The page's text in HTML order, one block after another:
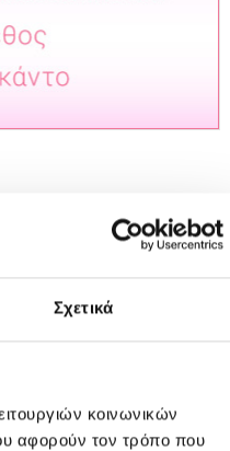
Σχετικά
κοινωνικών
αφορούν τον τρόπο που